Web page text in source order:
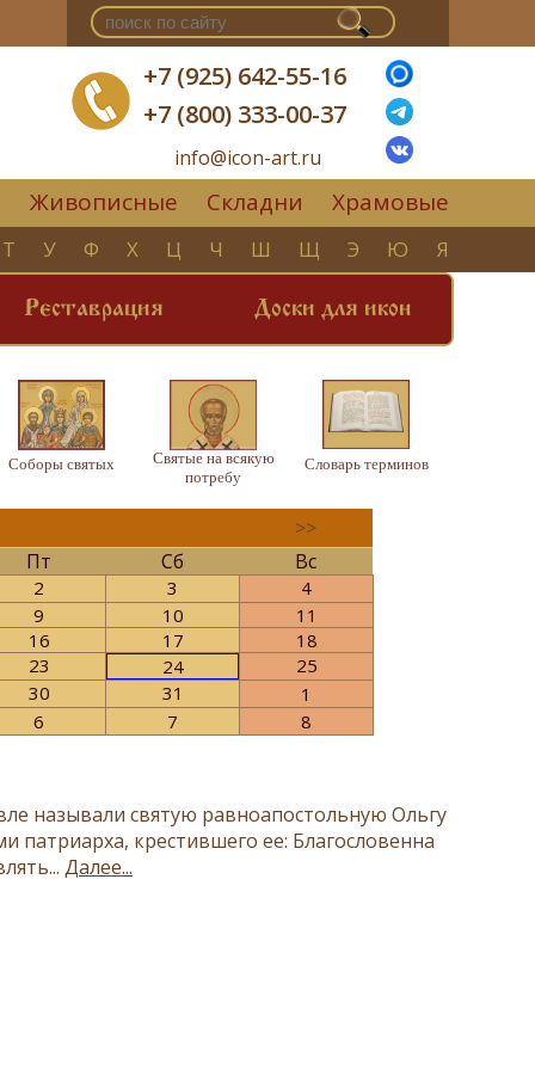
+7 (925) 642-55-16
+7 (800) 333-00-37
info@icon-art.ru
Живописные Складни Храмовые
Т У Ф Х Ц Ч Ш Щ Э Ю Я
Реставрация Доски для икон
Соборы святых
Святые на всякую
потребу
Словарь терминов
>>
Пт Сб Вс
2 3
4
9 10
11
16 17
18
23 24
25
30 31
1
6 7 8
называли святую равноапостольную Ольгу
крестившего ее: Благословенна
Далее...